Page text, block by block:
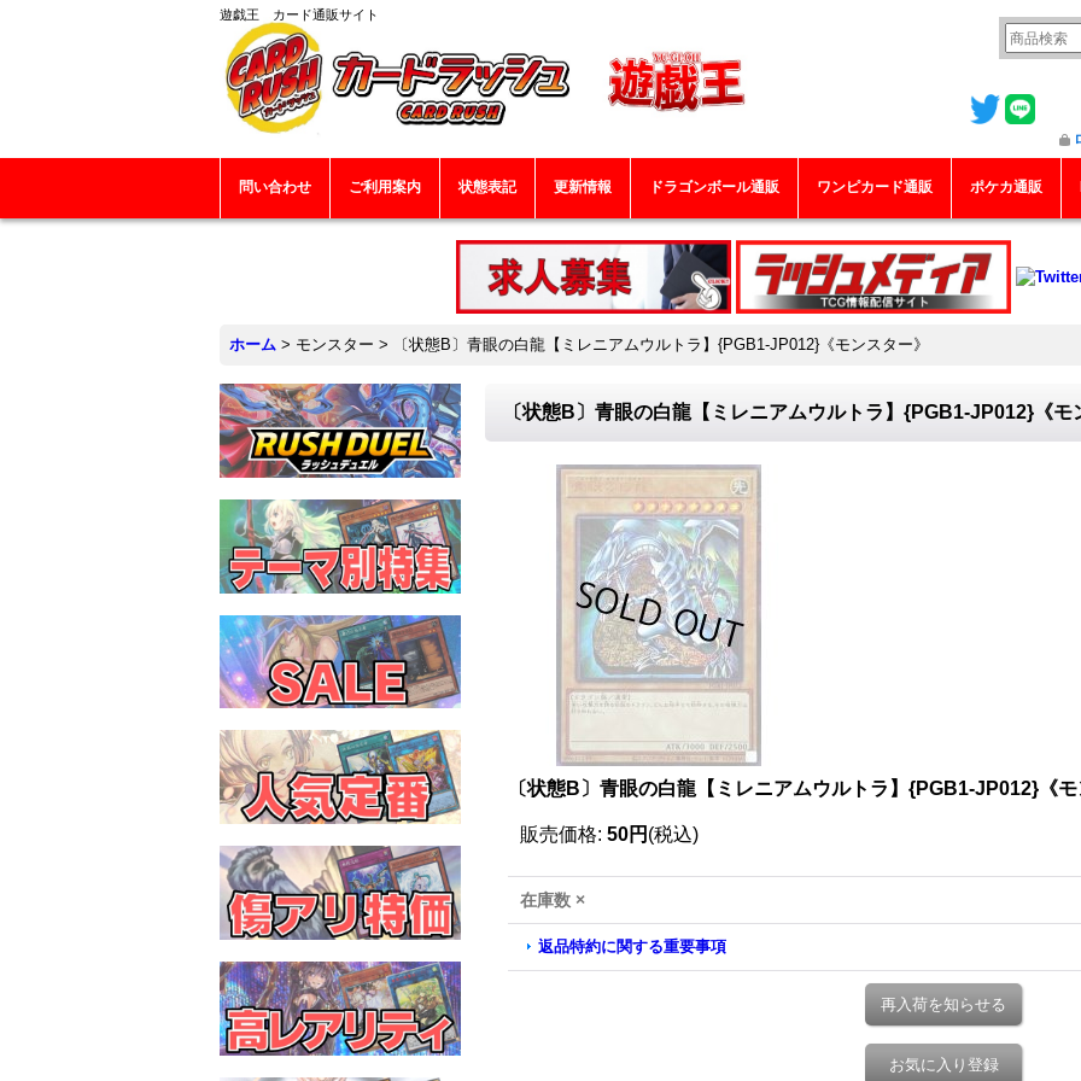
遊戯王 カード通販サイト
問い合わせ ご利用案内 状態表記 更新情報 ドラゴンボール通販 ワンピカード通販 ポケカ通販
ホーム > モンスター > 〔状態B〕青眼の白龍【ミレニアムウルトラ】{PGB1-JP012}《モンスター》
〔状態B〕青眼の白龍【ミレニアムウルトラ】{PGB1-JP012}《モ
〔状態B〕青眼の白龍【ミレニアムウルトラ】{PGB1-JP012}《モ
販売価格: 50円 (税込)
在庫数 ×
返品特約に関する重要事項
再入荷を知らせる
お気に入り登録